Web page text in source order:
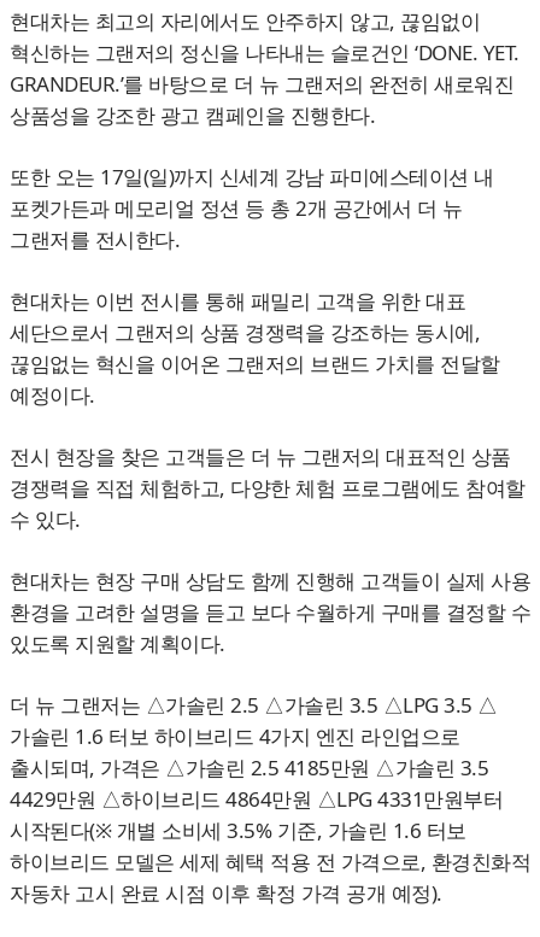
현대차는 최고의 자리에서도 안주하지 않고, 끊임없이
혁신하는 그랜저의 정신을 나타내는 슬로건인 ‘DONE. YET.
GRANDEUR.’를 바탕으로 더 뉴 그랜저의 완전히 새로워진
상품성을 강조한 광고 캠페인을 진행한다.
또한 오는 17일(일)까지 신세계 강남 파미에스테이션 내
포켓가든과 메모리얼 정션 등 총 2개 공간에서 더 뉴
그랜저를 전시한다.
현대차는 이번 전시를 통해 패밀리 고객을 위한 대표
세단으로서 그랜저의 상품 경쟁력을 강조하는 동시에,
끊임없는 혁신을 이어온 그랜저의 브랜드 가치를 전달할
예정이다.
전시 현장을 찾은 고객들은 더 뉴 그랜저의 대표적인 상품
경쟁력을 직접 체험하고, 다양한 체험 프로그램에도 참여할
수 있다.
현대차는 현장 구매 상담도 함께 진행해 고객들이 실제 사용
환경을 고려한 설명을 듣고 보다 수월하게 구매를 결정할 수
있도록 지원할 계획이다.
더 뉴 그랜저는 △가솔린 2.5 △가솔린 3.5 △LPG 3.5 △
가솔린 1.6 터보 하이브리드 4가지 엔진 라인업으로
출시되며, 가격은 △가솔린 2.5 4185만원 △가솔린 3.5
4429만원 △하이브리드 4864만원 △LPG 4331만원부터
시작된다(※ 개별 소비세 3.5% 기준, 가솔린 1.6 터보
하이브리드 모델은 세제 혜택 적용 전 가격으로, 환경친화적
자동차 고시 완료 시점 이후 확정 가격 공개 예정).